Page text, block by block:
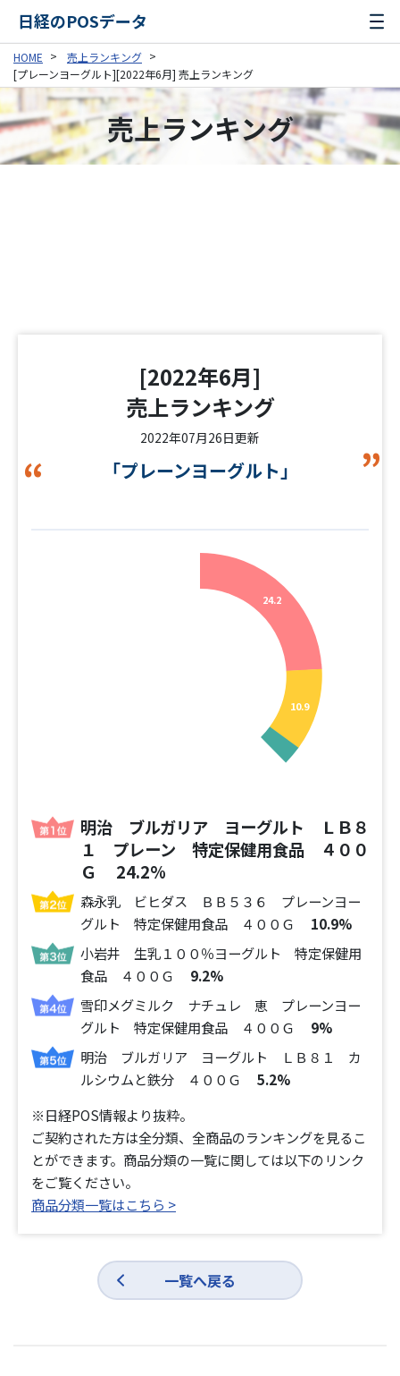
日経のPOSデータ
HOME
売上ランキング
[プレーンヨーグルト][2022年6月] 売上ランキング
売上ランキング
[2022年6月]
売上ランキング
2022年07月26日更新
「プレーンヨーグルト」
24.2
10.9
明治 ブルガリア ヨーグルト ＬＢ８
１ プレーン 特定保健用食品 ４００
Ｇ
24.2%
森永乳 ビヒダス ＢＢ５３６ プレーンヨー
グルト 特定保健用食品 ４００Ｇ
10.9%
小岩井 生乳１００％ヨーグルト 特定保健用
食品 ４００Ｇ
9.2%
雪印メグミルク ナチュレ 恵 プレーンヨー
グルト 特定保健用食品 ４００Ｇ
9%
明治 ブルガリア ヨーグルト ＬＢ８１ カ
ルシウムと鉄分 ４００Ｇ
5.2%
※日経POS情報より抜粋。
ご契約された方は全分類、全商品のランキングを見るこ
とができます。 商品分類の一覧に関しては以下のリンク
をご覧ください。
商品分類一覧はこちら >
一覧へ戻る